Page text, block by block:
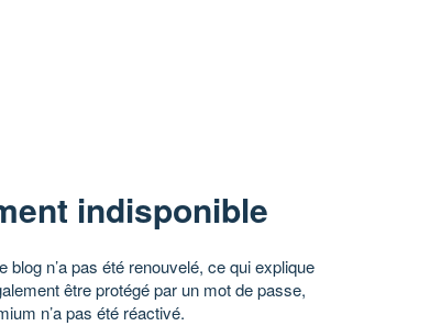
indisponible
n’a pas été renouvelé, ce qui explique
être protégé par un mot de passe,
n’a pas été réactivé.